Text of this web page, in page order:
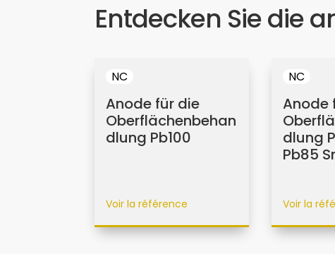
Entdecken Sie die
NC
Anode für die
Oberflächenbehan
dlung Pb100
Voir la référence
NC
Anode
dlung
Pb85
Voir la